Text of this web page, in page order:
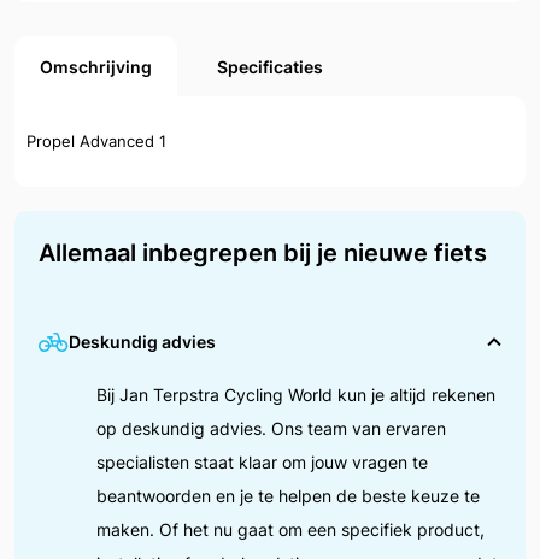
Omschrijving Specificaties
Propel Advanced 1
Allemaal inbegrepen bij je nieuwe fiets
Deskundig advies
Bij Jan Terpstra Cycling World kun je altijd rekenen
op deskundig advies. Ons team van ervaren
specialisten staat klaar om jouw vragen te
beantwoorden en je te helpen de beste keuze te
maken. Of het nu gaat om een specifiek product,